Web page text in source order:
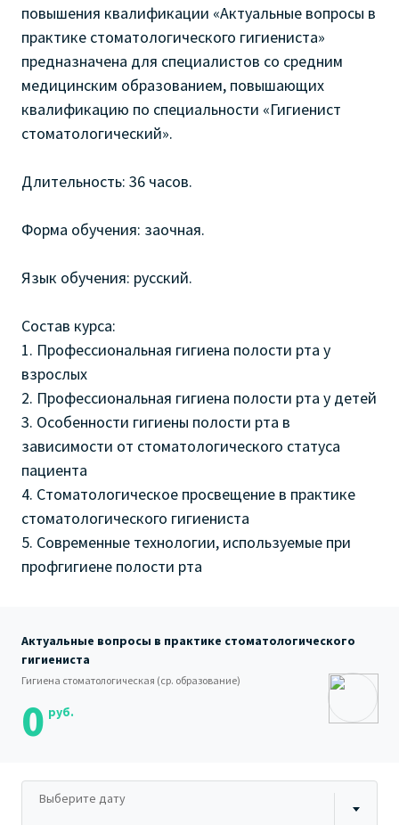
повышения квалификации «Актуальные вопросы в
практике стоматологического гигиениста»
предназначена для специалистов со средним
медицинским образованием, повышающих
квалификацию по специальности «Гигиенист
стоматологический».
Длительность: 36 часов.
Форма обучения: заочная.
Язык обучения: русский.
Состав курса:
1. Профессиональная гигиена полости рта у
взрослых
2. Профессиональная гигиена полости рта у детей
3. Особенности гигиены полости рта в
зависимости от стоматологического статуса
пациента
4. Стоматологическое просвещение в практике
стоматологического гигиениста
5. Современные технологии, используемые при
профгигиене полости рта
Актуальные вопросы в практике стоматологического
гигиениста
Гигиена стоматологическая (ср. образование)
0 руб.
Выберите дату